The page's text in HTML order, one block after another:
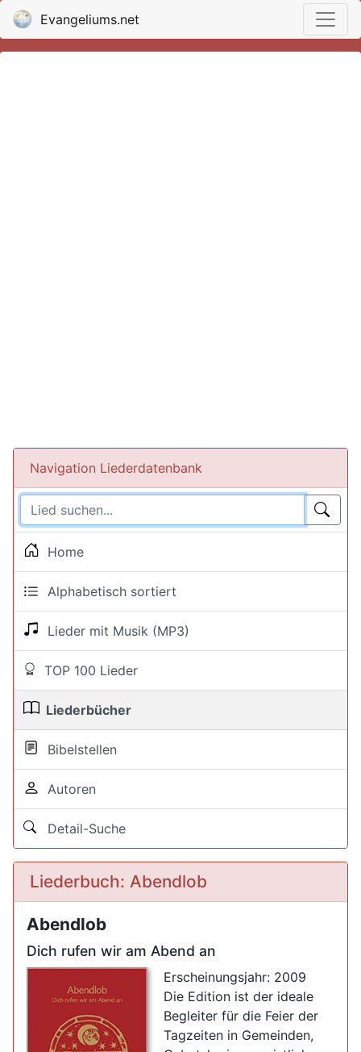
Evangeliums.net
Navigation Liederdatenbank
Home
Alphabetisch sortiert
Lieder mit Musik (MP3)
TOP 100 Lieder
Liederbücher
Bibelstellen
Autoren
Detail-Suche
Liederbuch: Abendlob
Abendlob
Dich rufen wir am Abend an
Erscheinungsjahr: 2009
Die Edition ist der ideale
Begleiter für die Feier der
Tagzeiten in Gemeinden,